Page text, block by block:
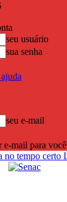
seu usuário
sua senha
seu e-mail
e-mail para